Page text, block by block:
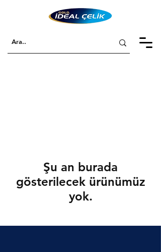
Şu an burada
gösterilecek ürünümüz
yok.